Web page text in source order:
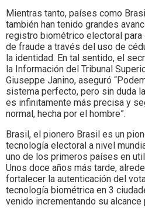
Mientras tanto, países como
también han tenido grandes
registro biométrico electoral
de fraude a través del uso de
la identidad. En tal sentido, el
la Información del Tribunal
Giuseppe Janino, aseguró
sistema perfecto, pero sin duda
es infinitamente más precisa y
normal, hecha por el hombre”.
Brasil, el pionero Brasil es un
tecnología electoral a nivel
uno de los primeros países en
Unos doce años más tarde,
fortalecer la autenticación del
tecnología biométrica en 3
venido incrementando su alcance